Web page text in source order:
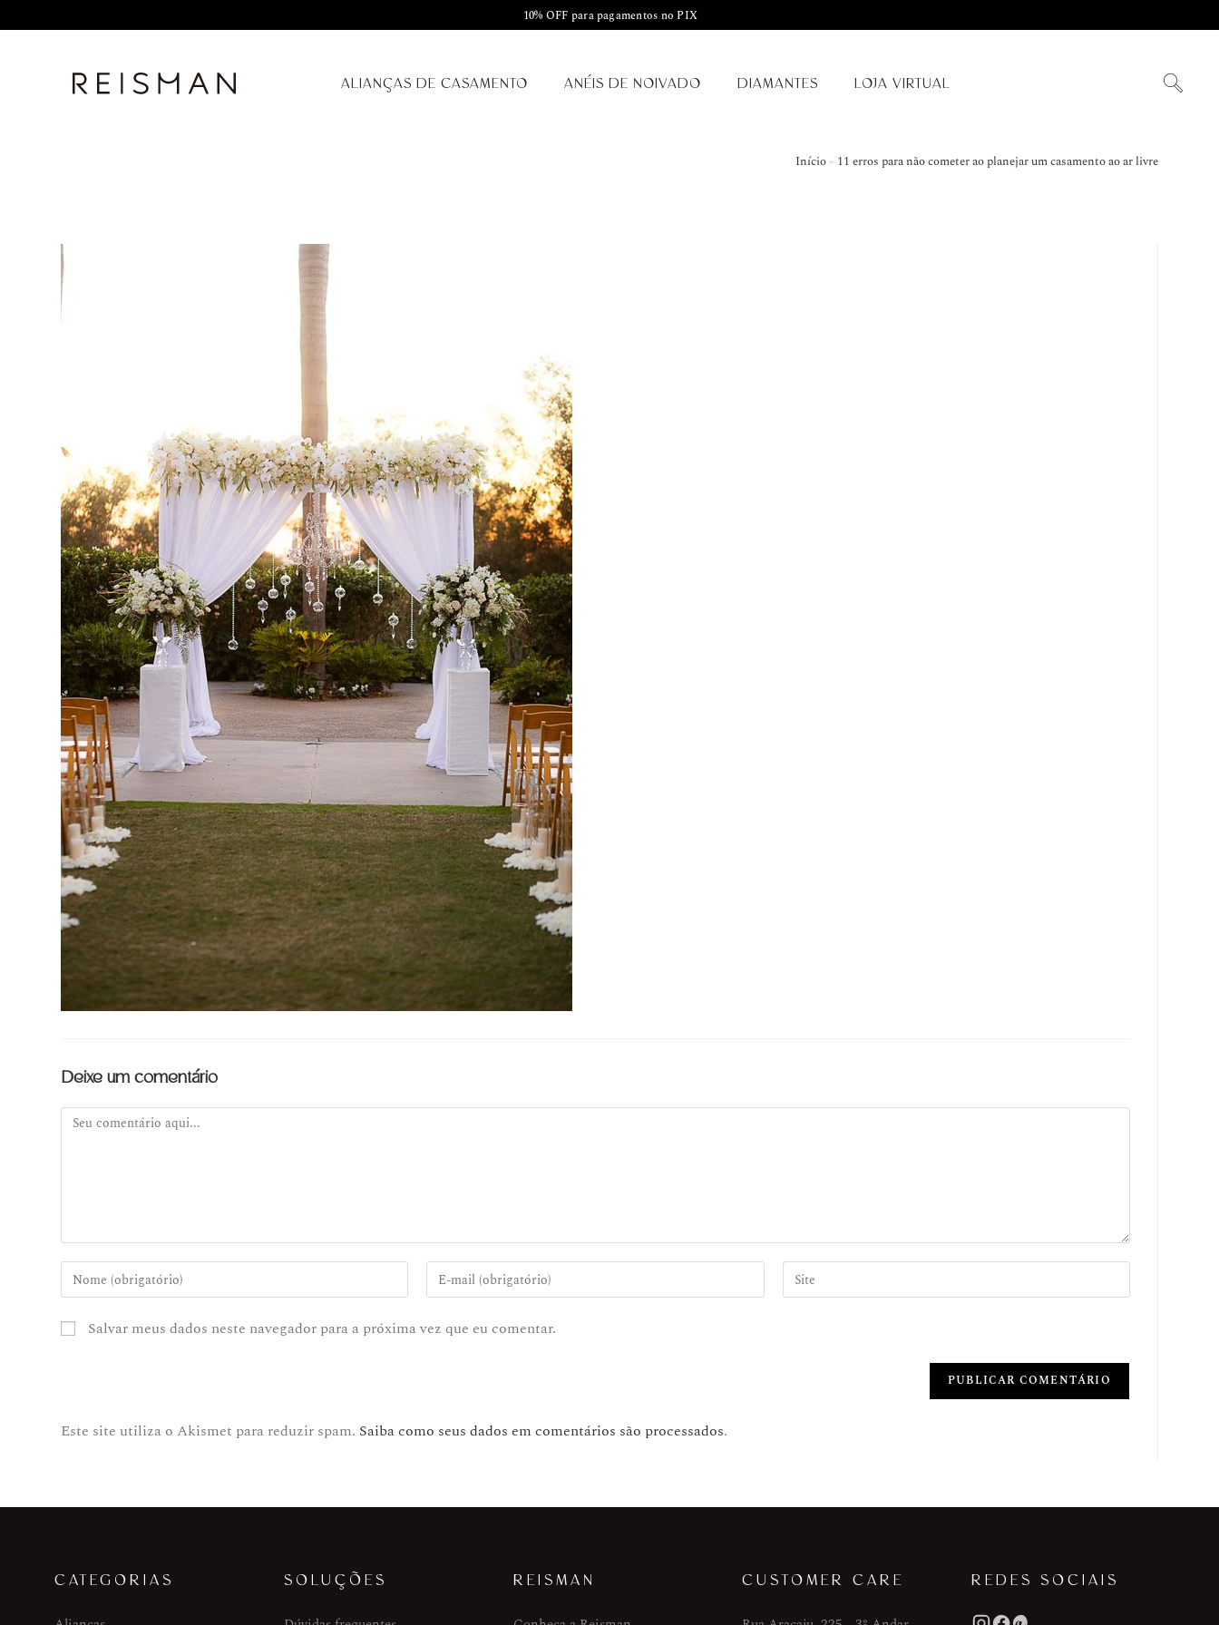
10% OFF para pagamentos no PIX
ALIANÇAS DE CASAMENTO ANÉIS DE NOIVADO DIAMANTES LOJA VIRTUAL
Início» 11 erros para não cometer ao planejar um casamento ao ar livre
Deixe um comentário
Salvar meus dados neste navegador para a próxima vez que eu comentar.
Este site utiliza o Akismet para reduzir spam. Saiba como seus dados em comentários são processados.
CATEGORIAS SOLUÇÕES REISMAN CUSTOMER CARE REDES SOCIAIS